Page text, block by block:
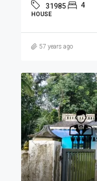
31985 4
HOUSE
57 years ago